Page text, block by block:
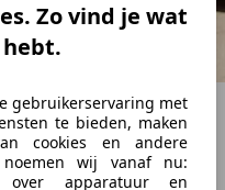
Zo vind je wat
gebruikerservaring met
te bieden, maken
cookies en andere
wij vanaf nu:
over apparatuur en
te voorkomen
en dat geldt zeker voor
invloed hebt op het
kun je met de juiste